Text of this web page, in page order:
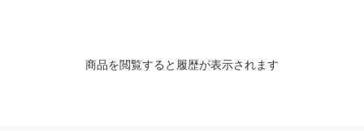
商品を閲覧すると履歴が表示されます